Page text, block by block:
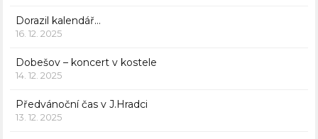
Dorazil kalendář…
16. 12. 2025
Dobešov – koncert v kostele
14. 12. 2025
Předvánoční čas v J.Hradci
13. 12. 2025